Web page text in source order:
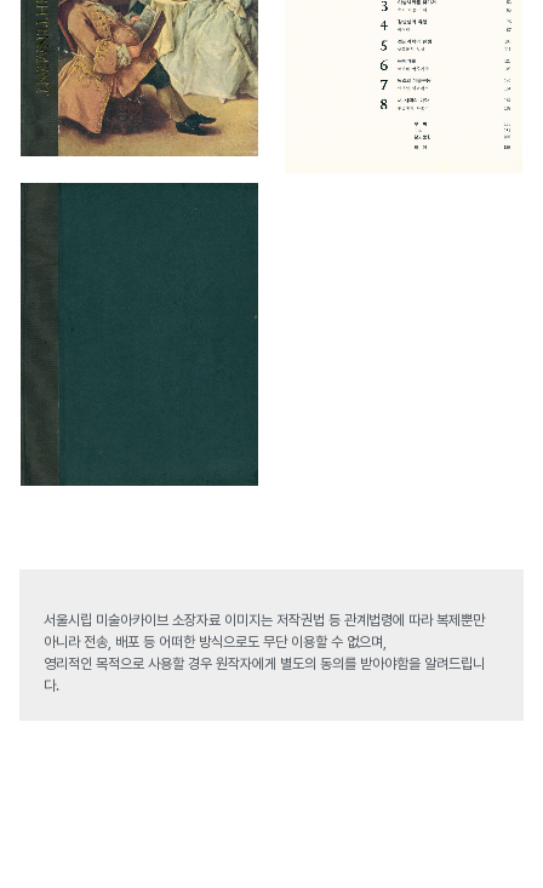
서울시립 미술아카이브 소장자료 이미지는 저작권법 등 관계법령에 따라 복제뿐만
아니라 전송, 배포 등 어떠한 방식으로도 무단 이용할 수 없으며,
영리적인 목적으로 사용할 경우 원작자에게 별도의 동의를 받아야함을 알려드립니
다.